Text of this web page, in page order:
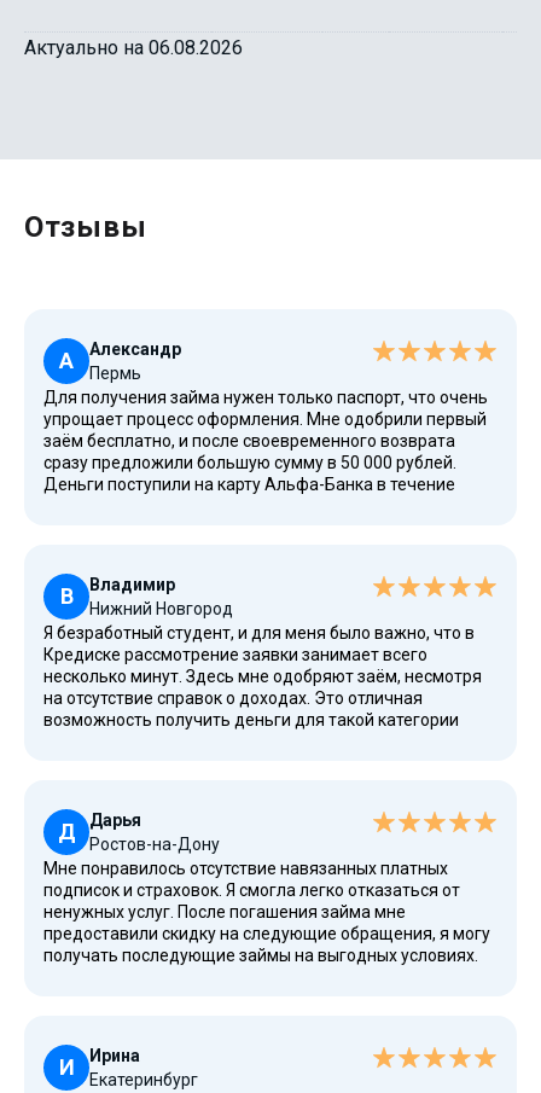
Актуально на 06.08.2026
Отзывы
А
Александр
Пермь
Для получения займа нужен только паспорт, что очень
упрощает процесс оформления. Мне одобрили первый
заём бесплатно, и после своевременного возврата
сразу предложили большую сумму в 50 000 рублей.
Деньги поступили на карту Альфа-Банка в течение
В
Владимир
Нижний Новгород
Я безработный студент, и для меня было важно, что в
Кредиске рассмотрение заявки занимает всего
несколько минут. Здесь мне одобряют заём, несмотря
на отсутствие справок о доходах. Это отличная
возможность получить деньги для такой категории
Д
Дарья
Ростов-на-Дону
Мне понравилось отсутствие навязанных платных
подписок и страховок. Я смогла легко отказаться от
ненужных услуг. После погашения займа мне
предоставили скидку на следующие обращения, я могу
получать последующие займы на выгодных условиях.
И
Ирина
Екатеринбург